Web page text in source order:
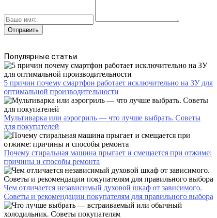
Популярные статьи
5 причин почему смартфон работает исключительно на ЗУ для
оптимальной производительности
Мультиварка или аэрогриль — что лучше выбрать. Советы
для покупателей
Почему стиральная машина прыгает и смещается при отжиме:
причины и способы ремонта
Чем отличается независимый духовой шкаф от зависимого.
Советы и рекомендации покупателям для правильного выбора